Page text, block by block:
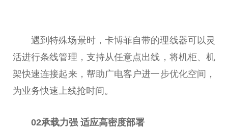
遇到特殊场景时，卡博菲自带的理线器可以灵
活进行条线管理，支持从任意点出线，将机柜、机
架快速连接起来，帮助广电客户进一步优化空间，
为业务快速上线抢时间。
02承载力强 适应高密度部署